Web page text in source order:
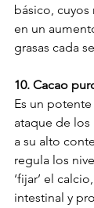
básico,
en un
grasas cada
10. Cacao
Es un
ataque de los
a su alto
regula los
‘fijar’ el
intestinal y